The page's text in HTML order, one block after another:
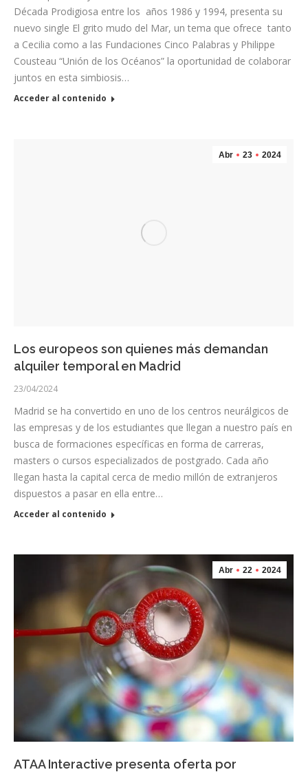
Década Prodigiosa entre los años 1986 y 1994, presenta su
nuevo single El grito mudo del Mar, un tema que ofrece tanto
a Cecilia como a las Fundaciones Cinco Palabras y Philippe
Cousteau “Unión de los Océanos” la oportunidad de colaborar
juntos en esta simbiosis…
Acceder al contenido
Abr 23 2024
Los europeos son quienes más demandan
alquiler temporal en Madrid
23/04/2024
Madrid se ha convertido en uno de los centros neurálgicos de
las empresas y de los estudiantes que llegan a nuestro país en
busca de formaciones específicas en forma de carreras,
masters o cursos especializados de postgrado. Cada año
llegan hasta la capital cerca de medio millón de extranjeros
dispuestos a pasar en ella entre…
Acceder al contenido
Abr 22 2024
ATAA Interactive presenta oferta por